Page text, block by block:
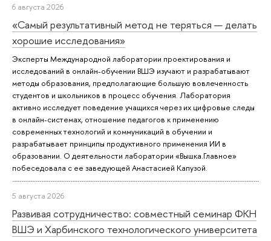
6 августа 2026
«Самый результативный метод не теряться — делать
хорошие исследования»
Эксперты Международной лаборатории проектирования и
исследований в онлайн-обучении ВШЭ изучают и разрабатывают
методы образования, предполагающие большую вовлеченность
студентов и школьников в процесс обучения. Лаборатория
активно исследует поведение учащихся через их цифровые следы
в онлайн-системах, отношение педагогов к применению
современных технологий и коммуникаций в обучении и
разрабатывает принципы продуктивного применения ИИ в
образовании. О деятельности лаборатории «Вышка.Главное»
побеседовала с ее заведующей Анастасией Капузой.
5 августа 2026
Развивая сотрудничество: совместный семинар ФКН
ВШЭ и Харбинского технологического университета